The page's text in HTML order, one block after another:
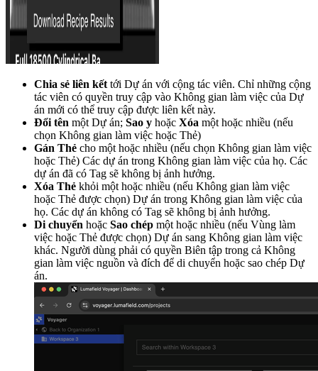
Chia sẻ liên kết tới Dự án với cộng tác viên. Chỉ những cộng
tác viên có quyền truy cập vào Không gian làm việc của Dự
án mới có thể truy cập được liên kết này.
Đổi tên một Dự án; Sao y hoặc Xóa một hoặc nhiều (nếu
chọn Không gian làm việc hoặc Thẻ)
Gán Thẻ cho một hoặc nhiều (nếu chọn Không gian làm việc
hoặc Thẻ) Các dự án trong Không gian làm việc của họ. Các
dự án đã có Tag sẽ không bị ảnh hưởng.
Xóa Thẻ khỏi một hoặc nhiều (nếu Không gian làm việc
hoặc Thẻ được chọn) Dự án trong Không gian làm việc của
họ. Các dự án không có Tag sẽ không bị ảnh hưởng.
Di chuyển hoặc Sao chép một hoặc nhiều (nếu Vùng làm
việc hoặc Thẻ được chọn) Dự án sang Không gian làm việc
khác. Người dùng phải có quyền Biên tập trong cả Không
gian làm việc nguồn và đích để di chuyển hoặc sao chép Dự
án.